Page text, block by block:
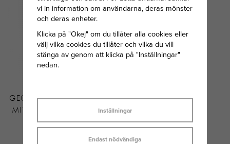
GEORG JENSEN FUSION
MITTENRING I VITGULD
OCH DIAMANTER
vi in information om användarna, deras mönster
och deras enheter.
Klicka på "Okej" om du tillåter alla cookies eller
välj vilka cookies du tillåter och vilka du vill
stänga av genom att klicka på "Inställningar"
nedan.
Inställningar
Endast nödvändiga